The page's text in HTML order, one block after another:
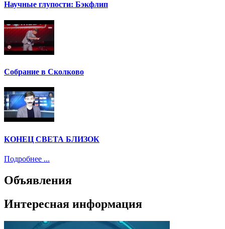
Научные глупости: Бэкфлип
Собрание в Сколково
КОНЕЦ СВЕТА БЛИЗОК
Подробнее ...
Объявления
Интересная информация